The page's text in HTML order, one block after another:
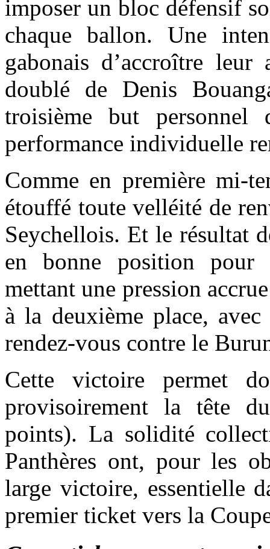
imposer un bloc défensif
chaque ballon. Une
gabonais d’accroître
doublé de Denis
troisième but personnel
performance individuelle
Comme en première mi-
étouffé toute velléité de
Seychellois. Et le résultat
en bonne position pour
mettant une pression
à la deuxième place,
rendez-vous contre le
Cette victoire permet
provisoirement la tête
points). La solidité
Panthères ont, pour les
large victoire, essentielle
premier ticket vers la